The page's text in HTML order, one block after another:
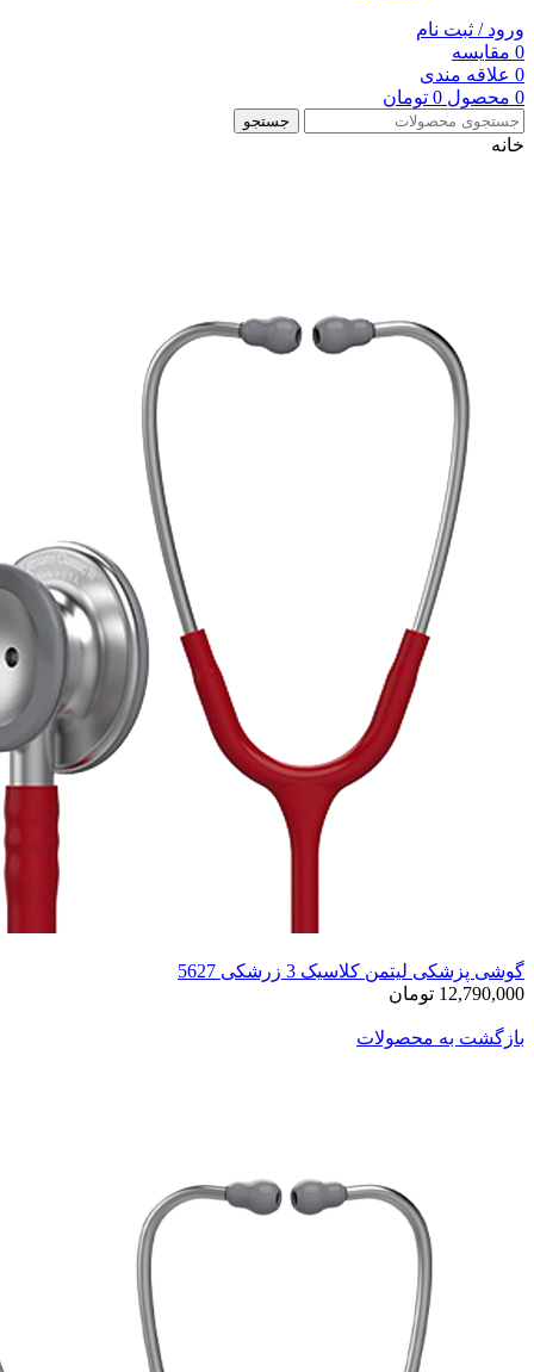
ورود / ثبت نام
0 مقایسه
0 علاقه مندی
0 محصول 0 تومان
جستجو
خانه
گوشی پزشکی لیتمن کلاسیک 3 زرشکی 5627
12,790,000 تومان
بازگشت به محصولات